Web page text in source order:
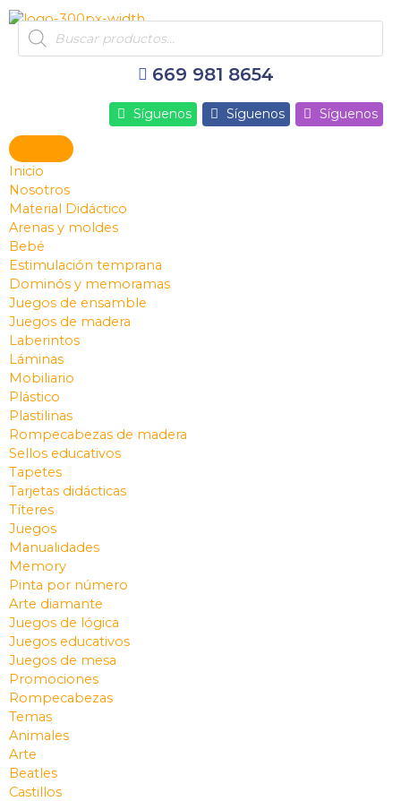
al
contenido
Products
search
669 981 8654
Síguenos Síguenos Síguenos
Inicio
Nosotros
Material Didáctico
Arenas y moldes
Bebé
Estimulación temprana
Dominós y memoramas
Juegos de ensamble
Juegos de madera
Laberintos
Láminas
Mobiliario
Plástico
Plastilinas
Rompecabezas de madera
Sellos educativos
Tapetes
Tarjetas didácticas
Títeres
Juegos
Manualidades
Memory
Pinta por número
Arte diamante
Juegos de lógica
Juegos educativos
Juegos de mesa
Promociones
Rompecabezas
Temas
Animales
Arte
Beatles
Castillos